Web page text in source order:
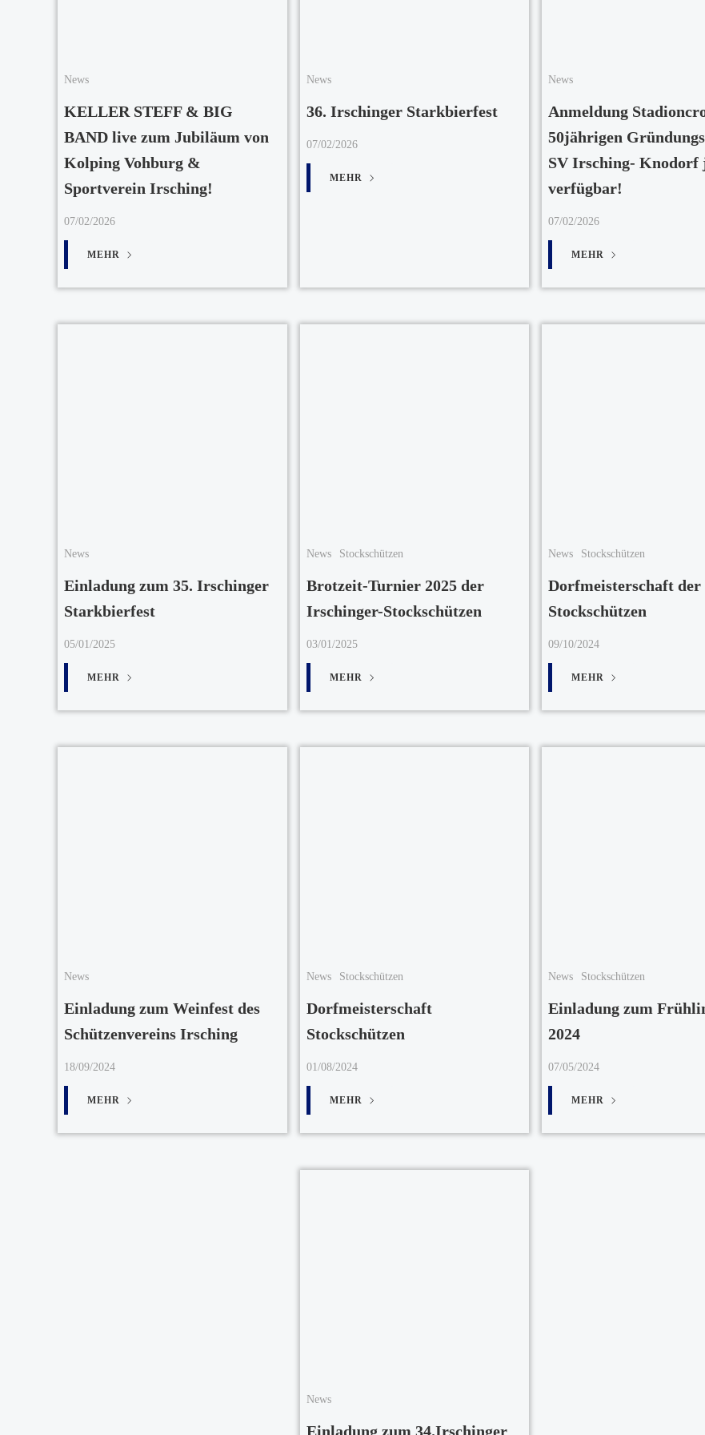
News
KELLER STEFF & BIG
BAND live zum Jubiläum von
Kolping Vohburg &
Sportverein Irsching!
07/02/2026
MEHR
News
36. Irschinger Starkbierfest
07/02/2026
MEHR
News
Anmeldung
50jährigen
SV Irsching- Knodorf
verfügbar!
07/02/2026
MEHR
News
Einladung zum 35. Irschinger
Starkbierfest
05/01/2025
MEHR
News Stockschützen
Brotzeit-Turnier 2025 der
Irschinger-Stockschützen
03/01/2025
MEHR
News Stockschützen
Dorfmeisterschaft der
Stockschützen
09/10/2024
MEHR
News
Einladung zum Weinfest des
Schützenvereins Irsching
18/09/2024
MEHR
News Stockschützen
Dorfmeisterschaft
Stockschützen
01/08/2024
MEHR
News Stockschützen
Einladung zum
2024
07/05/2024
MEHR
News
Einladung zum 34.Irschinger